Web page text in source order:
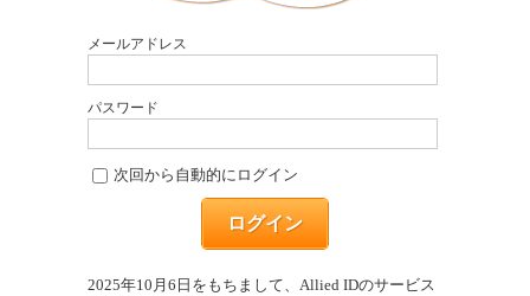
メールアドレス
パスワード
次回から自動的にログイン
ログイン
2025年10月6日をもちまして、Allied IDのサービス